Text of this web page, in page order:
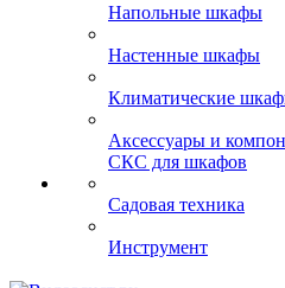
Напольные шкафы
Настенные шкафы
Климатические
Аксессуары и
СКС для шкафов
Садовая техника
Инструмент